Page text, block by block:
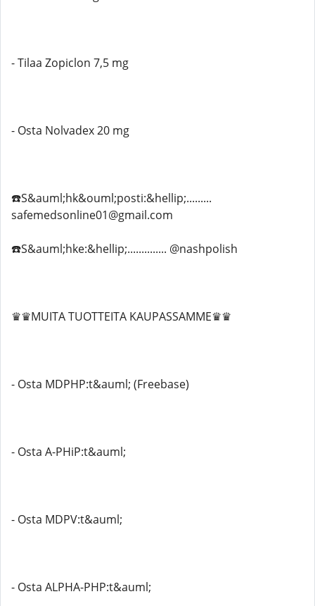
- Tilaa Zopiclon 7,5 mg
- Osta Nolvadex 20 mg
☎️S&auml;hk&ouml;posti:&hellip;.........
safemedsonline01@gmail.com
☎️S&auml;hke:&hellip;.............. @nashpolish
♛♛MUITA TUOTTEITA KAUPASSAMME♛♛
- Osta MDPHP:t&auml; (Freebase)
- Osta A-PHiP:t&auml;
- Osta MDPV:t&auml;
- Osta ALPHA-PHP:t&auml;